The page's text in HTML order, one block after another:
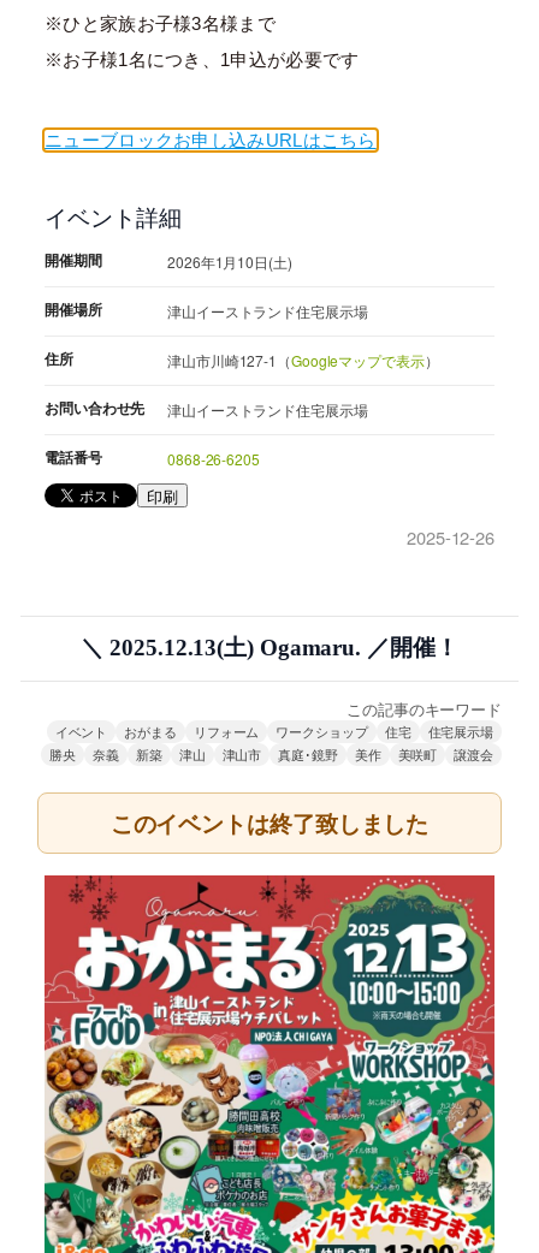
※ひと家族お子様3名様まで
※お子様1名につき、1申込が必要です
ニューブロックお申し込みURLはこちら
イベント詳細
開催期間 2026年1月10日(土)
開催場所 津山イーストランド住宅展示場
住所 津山市川崎127-1（Googleマップで表示）
お問い合わせ先 津山イーストランド住宅展示場
電話番号 0868-26-6205
印刷
2025-12-26
＼ 2025.12.13(土) Ogamaru. ／開催！
この記事のキーワード
イベント おがまる リフォーム ワークショップ 住宅
住宅展示場
勝央
奈義 新築 津山 津山市 真庭･鏡野 美作 美咲町 譲渡会
このイベントは終了致しました